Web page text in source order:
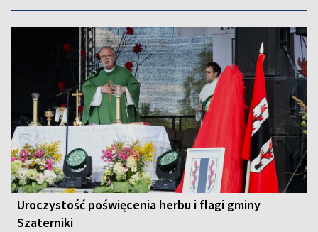
Uroczystość poświęcenia herbu i flagi gminy
Szaterniki